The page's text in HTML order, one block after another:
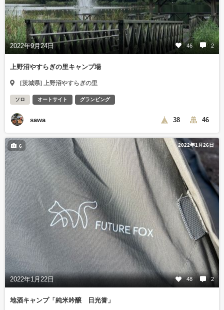
2022年9月24日 46 2
上野沼やすらぎの里キャンプ場
[茨城県] 上野沼やすらぎの里
ソロ オートサイト グランピング
sawa 38 46
2022年1月26日
2022年1月22日 48 2
6
地酒キャンプ「純米吟醸 日光誉」